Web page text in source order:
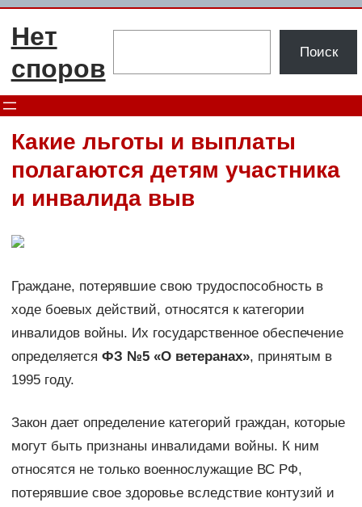
Перейти
Нет
споров
Поиск
Какие льготы и выплаты
полагаются детям участника
и инвалида выв
Граждане, потерявшие свою трудоспособность в
ходе боевых действий, относятся к категории
инвалидов войны. Их государственное обеспечение
определяется ФЗ №5 «О ветеранах», принятым в
1995 году.
Закон дает определение категорий граждан, которые
могут быть признаны инвалидами войны. К ним
относятся не только военнослужащие ВС РФ,
потерявшие свое здоровье вследствие контузий и